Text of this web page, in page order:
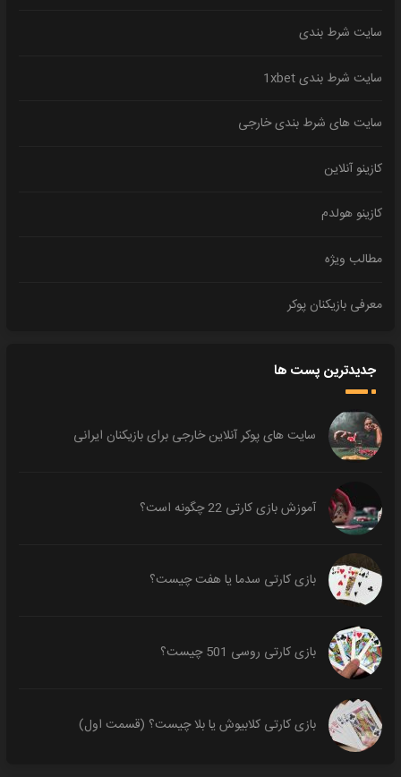
سایت شرط بندی
سایت شرط بندی 1xbet
سایت های شرط بندی خارجی
کازینو آنلاین
کازینو هولدم
مطالب ویژه
معرفی بازیکنان پوکر
جدیدترین پست ها
سایت های پوکر آنلاین خارجی برای بازیکنان ایرانی
آموزش بازی کارتی 22 چگونه است؟
بازی کارتی سدما یا هفت چیست؟
بازی کارتی روسی 501 چیست؟
بازی کارتی کلابیوش یا بلا چیست؟ (قسمت اول)